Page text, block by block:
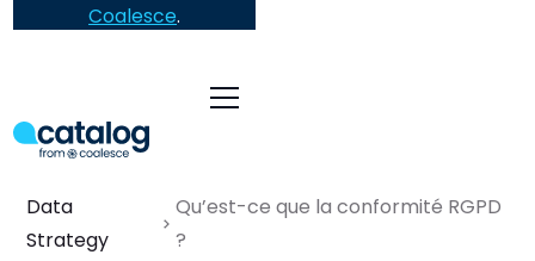
Coalesce.
Data
Strategy
Qu’est-ce que la conformité RGPD
?